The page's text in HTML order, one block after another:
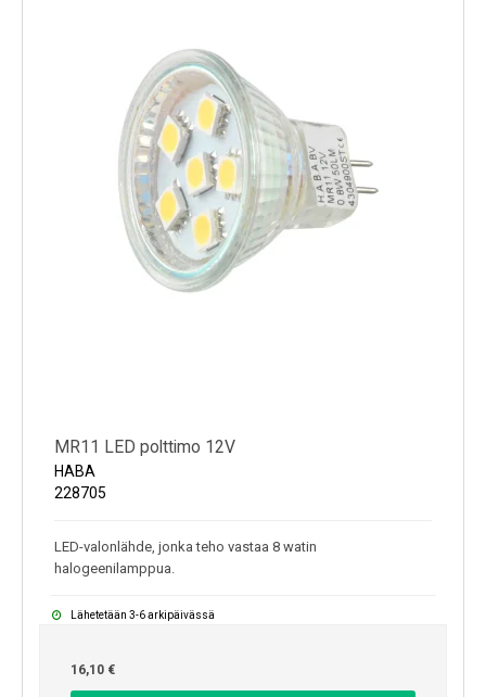
MR11 LED polttimo 12V
HABA
228705
LED-valonlähde, jonka teho vastaa 8 watin
halogeenilamppua.
Lähetetään 3-6 arkipäivässä
16,10 €